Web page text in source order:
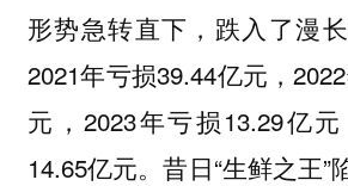
形势急转直下，跌入了漫
2021年亏损39.44亿元，
元，2023年亏损13.29亿
14.65亿元。昔日“生鲜之王”